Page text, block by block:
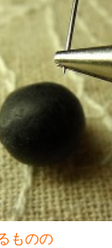
ものの